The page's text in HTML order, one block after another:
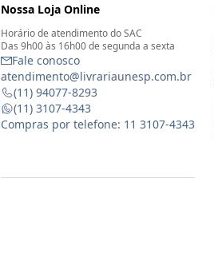
Nossa Loja Online
Horário de atendimento do SAC
Das 9h00 às 16h00 de segunda a sexta
Fale conosco
atendimento@livrariaunesp.com.br
(11) 94077-8293
(11) 3107-4343
Compras por telefone: 11 3107-4343